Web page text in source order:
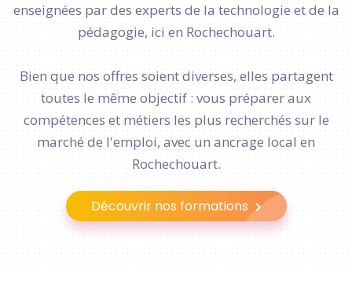
enseignées par des experts de la technologie et de la
pédagogie, ici en Rochechouart.
Bien que nos offres soient diverses, elles partagent
toutes le même objectif : vous préparer aux
compétences et métiers les plus recherchés sur le
marché de l'emploi, avec un ancrage local en
Rochechouart.
Découvrir nos formations